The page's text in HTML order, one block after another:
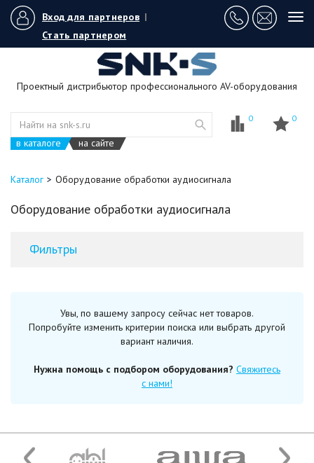
Вход для партнеров |
Стать партнером
Проектный дистрибьютор профессионального AV-оборудования
в каталоге на сайте
0 0
Каталог Оборудование обработки аудиосигнала
Оборудование обработки аудиосигнала
Фильтры
Увы, по вашему запросу сейчас нет товаров.
Попробуйте изменить критерии поиска или выбрать другой
вариант наличия.
Нужна помощь с подбором оборудования? Свяжитесь
с нами!